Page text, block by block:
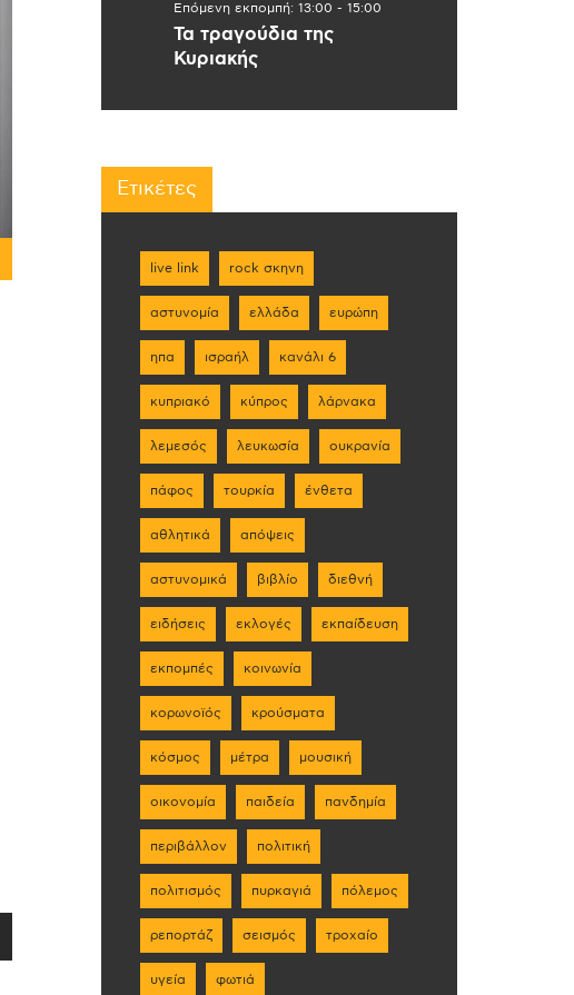
Επόμενη εκπομπή: 13:00 - 15:00
Τα τραγούδια της
Κυριακής
Ετικέτες
live link rock σκηνη
αστυνομία ελλάδα ευρώπη
ηπα ισραήλ κανάλι 6
κυπριακό κύπρος λάρνακα
λεμεσός λευκωσία ουκρανία
πάφος τουρκία ένθετα
αθλητικά απόψεις
αστυνομικά βιβλίο διεθνή
ειδήσεις εκλογές εκπαίδευση
εκπομπές κοινωνία
κορωνοϊός κρούσματα
κόσμος μέτρα μουσική
οικονομία παιδεία πανδημία
περιβάλλον πολιτική
πολιτισμός πυρκαγιά πόλεμος
ρεπορτάζ σεισμός τροχαίο
υγεία φωτιά